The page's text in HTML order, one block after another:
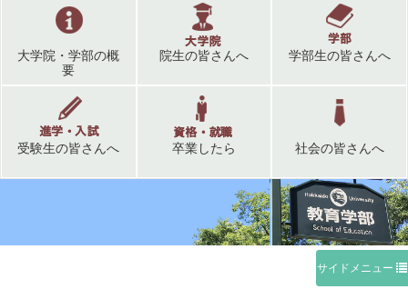
大学院・学部の概
要
院生の皆さんへ 学部生の皆さんへ
受験生の皆さんへ 卒業したら 社会の皆さんへ
サイドメニュー